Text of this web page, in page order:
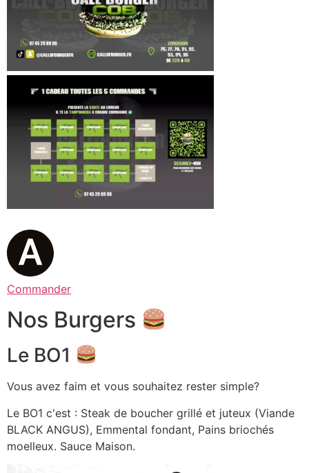
Commander
Nos Burgers
Le BO1
Vous avez faim et vous souhaitez rester simple?
Le BO1 c'est : Steak de boucher grillé et juteux (Viande
BLACK ANGUS), Emmental fondant, Pains briochés
moelleux. Sauce Maison.